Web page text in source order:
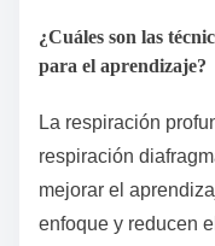
¿Cuáles son las
para el aprendizaje?
La respiración
respiración
mejorar el
enfoque y reducen